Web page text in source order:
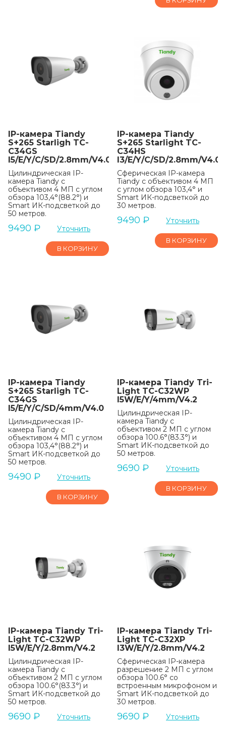
IP-камера Tiandy
S+265 Starligh TC-
C34GS
I5/E/Y/C/SD/2.8mm/V4.0
Цилиндрическая IP-
камера Tiandy с
объективом 4 МП с углом
обзора 103,4°(88.2°) и
Smart ИК-подсветкой до
50 метров.
9490 ₽ Уточнить
В КОРЗИНУ
IP-камера Tiandy
S+265 Starlight TC-
C34HS
I3/E/Y/C/SD/2.8mm/V4.0
Сферическая IP-камера
Tiandy с объективом 4 МП
с углом обзора 103,4° и
Smart ИК-подсветкой до
30 метров.
9490 ₽ Уточнить
В КОРЗИНУ
IP-камера Tiandy
S+265 Starligh TC-
C34GS
I5/E/Y/C/SD/4mm/V4.0
Цилиндрическая IP-
камера Tiandy с
объективом 4 МП с углом
обзора 103,4°(88.2°) и
Smart ИК-подсветкой до
50 метров.
9490 ₽ Уточнить
В КОРЗИНУ
IP-камера Tiandy Tri-
Light TC-C32WP
I5W/E/Y/4mm/V4.2
Цилиндрическая IP-
камера Tiandy с
объективом 2 МП с углом
обзора 100.6°(83.3°) и
Smart ИК-подсветкой до
50 метров.
9690 ₽ Уточнить
В КОРЗИНУ
IP-камера Tiandy Tri-
Light TC-C32WP
I5W/E/Y/2.8mm/V4.2
Цилиндрическая IP-
камера Tiandy с
объективом 2 МП с углом
обзора 100.6°(83.3°) и
Smart ИК-подсветкой до
50 метров.
9690 ₽ Уточнить
IP-камера Tiandy Tri-
Light TC-C32XP
I3W/E/Y/2.8mm/V4.2
Сферическая IP-камера
разрешение 2 МП с углом
обзора 100.6° со
встроенным микрофоном и
Smart ИК-подсветкой до
30 метров.
9690 ₽ Уточнить